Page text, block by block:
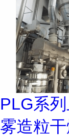
PLG系
雾造粒